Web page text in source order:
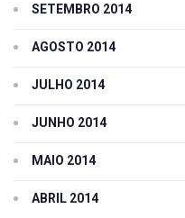
SETEMBRO 2014
AGOSTO 2014
JULHO 2014
JUNHO 2014
MAIO 2014
ABRIL 2014